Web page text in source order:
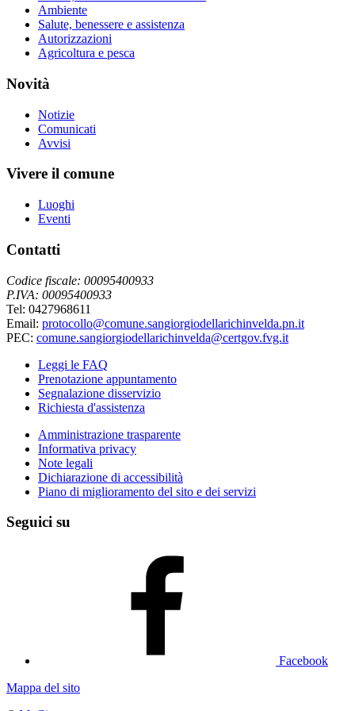
Ambiente
Salute, benessere e assistenza
Autorizzazioni
Agricoltura e pesca
Novità
Notizie
Comunicati
Avvisi
Vivere il comune
Luoghi
Eventi
Contatti
Codice fiscale: 00095400933
P.IVA: 00095400933
Tel: 0427968611
Email: protocollo@comune.sangiorgiodellarichinvelda.pn.it
PEC: comune.sangiorgiodellarichinvelda@certgov.fvg.it
Leggi le FAQ
Prenotazione appuntamento
Segnalazione disservizio
Richiesta d'assistenza
Amministrazione trasparente
Informativa privacy
Note legali
Dichiarazione di accessibilità
Piano di miglioramento del sito e dei servizi
Seguici su
Facebook
Mappa del sito